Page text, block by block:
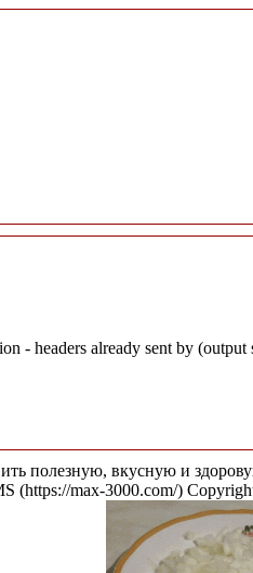
- headers already sent by
полезную, вкусную и
(https://max-3000.com/)